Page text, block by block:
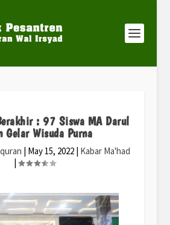
: 97 Siswa MA Darul
Gelar Wisuda Purna
| May 15, 2022 | Kabar Ma'had
|